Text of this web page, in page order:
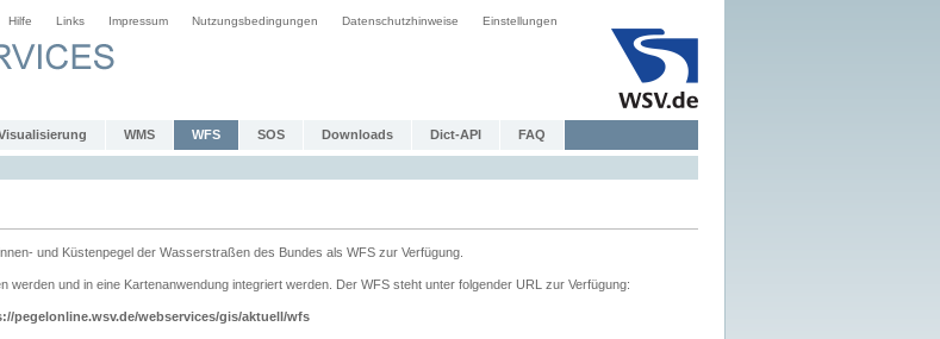
Hilfe Links Impressum Nutzungsbedingungen Datenschutzhinweise Einstellungen
WMS WFS SOS Downloads Dict-API FAQ
und Küstenpegel der Wasserstraßen des Bundes als WFS zur Verfügung.
und in eine Kartenanwendung integriert werden. Der WFS steht unter folgender URL zur Verfügung:
pegelonline.wsv.de/webservices/gis/aktuell/wfs